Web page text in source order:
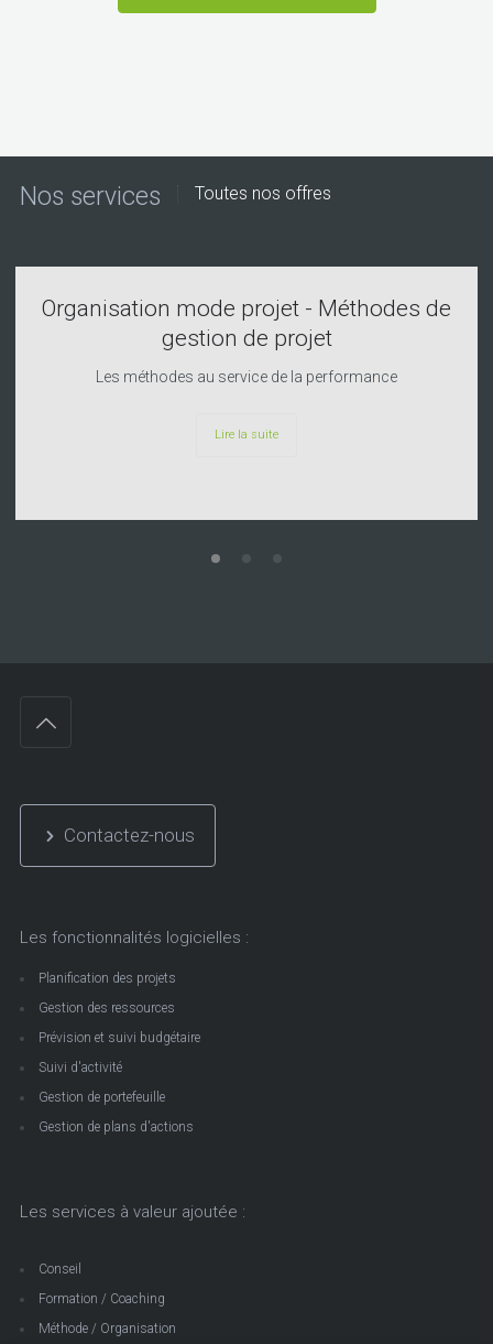
Nos services Toutes nos offres
Organisation mode projet - Méthodes de
gestion de projet
Les méthodes au service de la performance
Lire la suite
Contactez-nous
Les fonctionnalités logicielles :
Planification des projets
Gestion des ressources
Prévision et suivi budgétaire
Suivi d'activité
Gestion de portefeuille
Gestion de plans d'actions
Les services à valeur ajoutée :
Conseil
Formation / Coaching
Méthode / Organisation